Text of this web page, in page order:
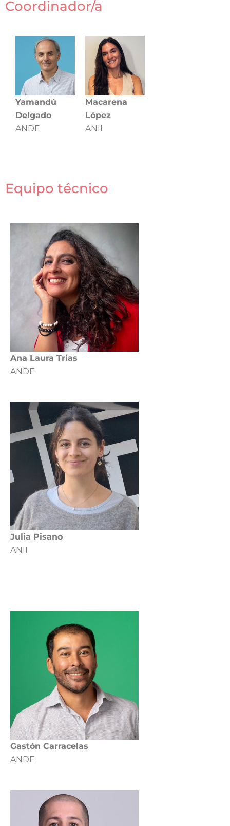
Coordinador/a
Yamandú
Delgado
ANDE
Macarena
López
ANII
Equipo técnico
Ana Laura Trias
ANDE
Julia Pisano
ANII
Gastón Carracelas
ANDE